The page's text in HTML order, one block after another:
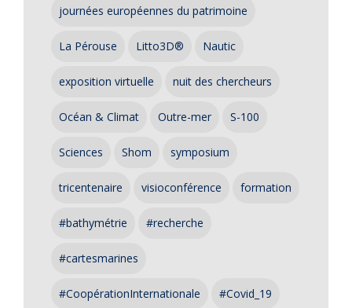
journées européennes du patrimoine
La Pérouse Litto3D® Nautic
exposition virtuelle nuit des chercheurs
Océan & Climat Outre-mer S-100
Sciences Shom symposium
tricentenaire visioconférence formation
#bathymétrie #recherche
#cartesmarines
#CoopérationInternationale #Covid_19